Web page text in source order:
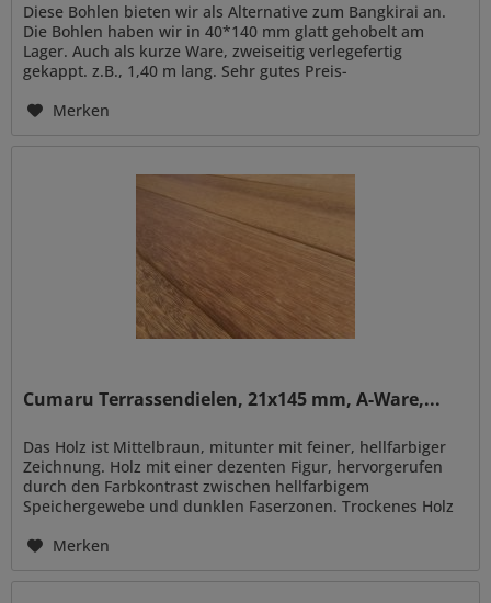
Diese Bohlen bieten wir als Alternative zum Bangkirai an.
Die Bohlen haben wir in 40*140 mm glatt gehobelt am
Lager. Auch als kurze Ware, zweiseitig verlegefertig
gekappt. z.B., 1,40 m lang. Sehr gutes Preis-
Merken
Cumaru Terrassendielen, 21x145 mm, A-Ware,...
Das Holz ist Mittelbraun, mitunter mit feiner, hellfarbiger
Zeichnung. Holz mit einer dezenten Figur, hervorgerufen
durch den Farbkontrast zwischen hellfarbigem
Speichergewebe und dunklen Faserzonen. Trockenes Holz
Merken